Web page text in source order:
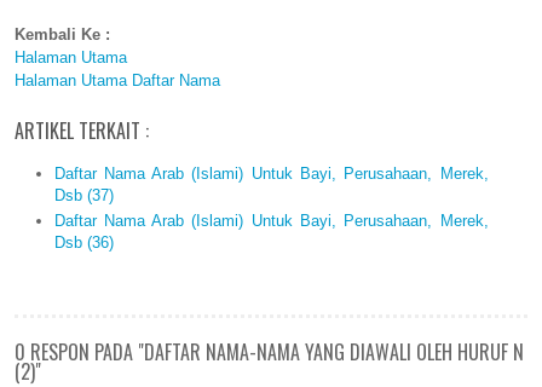
Kembali Ke :
Halaman Utama
Halaman Utama Daftar Nama
ARTIKEL TERKAIT :
Daftar Nama Arab (Islami) Untuk Bayi, Perusahaan, Merek,
Dsb (37)
Daftar Nama Arab (Islami) Untuk Bayi, Perusahaan, Merek,
Dsb (36)
0 RESPON PADA "DAFTAR NAMA-NAMA YANG DIAWALI OLEH HURUF N
(2)"